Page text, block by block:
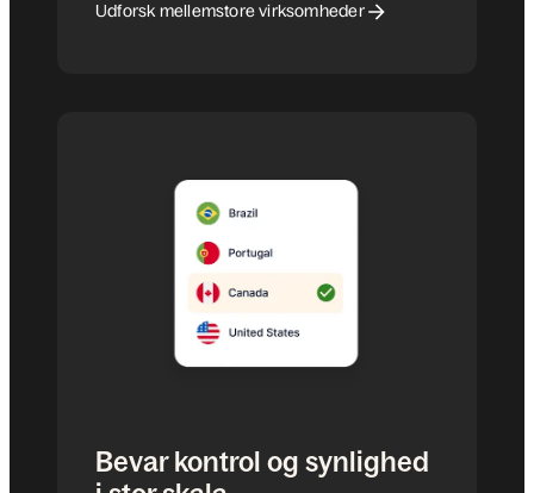
Udforsk mellemstore virksomheder
Bevar kontrol og synlighed